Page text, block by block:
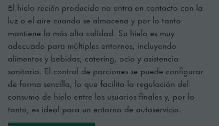
El hielo recién producido no entra en contacto con la
luz o el aire cuando se almacena y por lo tanto
mantiene la más alta calidad. Su hielo es muy
adecuado para múltiples entornos, incluyendo
alimentos y bebidas, catering, ocio y asistencia
sanitaria. El control de porciones se puede configurar
de forma sencilla, lo que facilita la regulación del
consumo de hielo entre los usuarios finales y, por lo
tanto, es ideal para un entorno de autoservicio.